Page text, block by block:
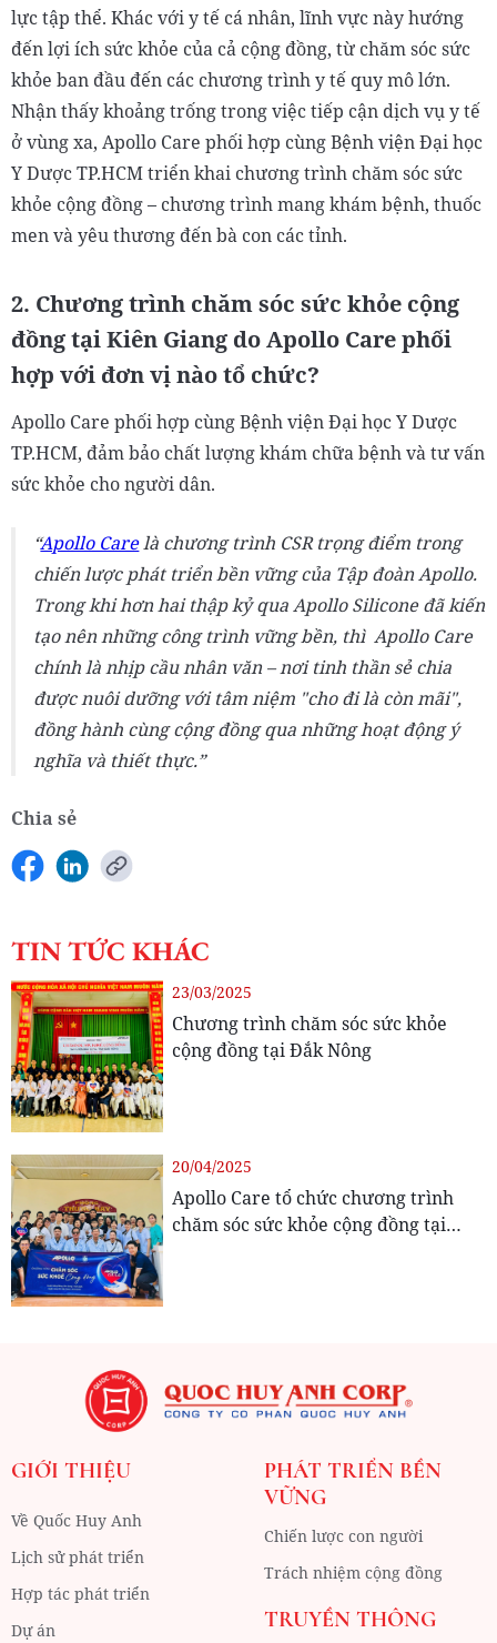
lực tập thể. Khác với y tế cá nhân, lĩnh vực này hướng
đến lợi ích sức khỏe của cả cộng đồng, từ chăm sóc sức
khỏe ban đầu đến các chương trình y tế quy mô lớn.
Nhận thấy khoảng trống trong việc tiếp cận dịch vụ y tế
ở vùng xa, Apollo Care phối hợp cùng Bệnh viện Đại học
Y Dược TP.HCM triển khai chương trình chăm sóc sức
khỏe cộng đồng – chương trình mang khám bệnh, thuốc
men và yêu thương đến bà con các tỉnh.
2. Chương trình chăm sóc sức khỏe cộng
đồng tại Kiên Giang do Apollo Care phối
hợp với đơn vị nào tổ chức?
Apollo Care phối hợp cùng Bệnh viện Đại học Y Dược
TP.HCM, đảm bảo chất lượng khám chữa bệnh và tư vấn
sức khỏe cho người dân.
Apollo Carelà chương trình CSR trọng điểm trong
chiến lược phát triển bền vững của Tập đoàn Apollo.
Trong khi hơn hai thập kỷ qua Apollo Silicone đã kiến
tạo nên những công trình vững bền, thì Apollo Care
chính là nhịp cầu nhân văn – nơi tinh thần sẻ chia
được nuôi dưỡng với tâm niệm "cho đi là còn mãi",
đồng hành cùng cộng đồng qua những hoạt động ý
nghĩa và thiết thực.
Chia sẻ
TIN TỨC KHÁC
23/03/2025
Chương trình chăm sóc sức khỏe
cộng đồng tại Đắk Nông
20/04/2025
Apollo Care tổ chức chương trình
chăm sóc sức khỏe cộng đồng tại
GIỚI THIỆU
Về Quốc Huy Anh
Lịch sử phát triển
Hợp tác phát triển
Dự án
PHÁT TRIỂN BỀN
VỮNG
Chiến lược con người
Trách nhiệm cộng đồng
TRUYỀN THÔNG